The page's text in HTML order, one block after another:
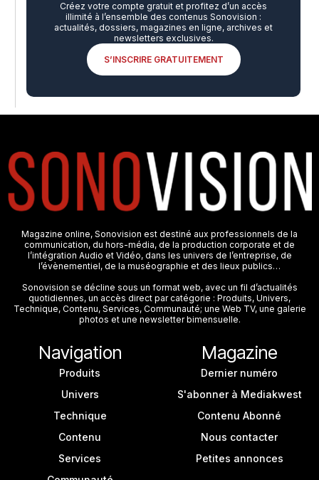
Créez votre compte gratuit et profitez d’un accès
illimité à l’ensemble des contenus Sonovision :
actualités, dossiers, magazines en ligne, archives et
newsletters exclusives.
S’INSCRIRE GRATUITEMENT
Magazine online, Sonovision est destiné aux professionnels de la
communication, du hors-média, de la production corporate et de
l’intégration Audio et Vidéo, dans les univers de l’entreprise, de
l’évènementiel, de la muséographie et des lieux publics…
Sonovision se décline sous un format web, avec un fil d’actualités
quotidiennes, un accès direct par catégorie : Produits, Univers,
Technique, Contenu, Services, Communauté; une Web TV, une galerie
photos et une newsletter bimensuelle.
Navigation
Produits
Univers
Technique
Contenu
Services
Magazine
Dernier numéro
S'abonner à Mediakwest
Contenu Abonné
Nous contacter
Petites annonces